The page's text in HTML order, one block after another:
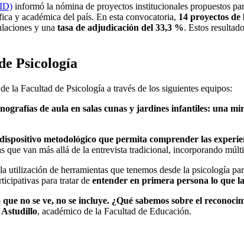
informó la nómina de proyectos institucionales propuestos
y académica del país. En esta convocatoria, 14 proyectos
y una tasa de adjudicación del 33,3 %. Estos
Psicología
la Facultad de Psicología a través de los siguientes equipos:
de aula en salas cunas y jardines infantiles: una
dispositivo metodológico que permita comprender las
van más allá de la entrevista tradicional, incorporando
de herramientas que tenemos desde la psicología
para tratar de entender en primera persona lo que
no se ve, no se incluye. ¿Qué sabemos sobre el
Astudillo, académico de la Facultad de Educación.